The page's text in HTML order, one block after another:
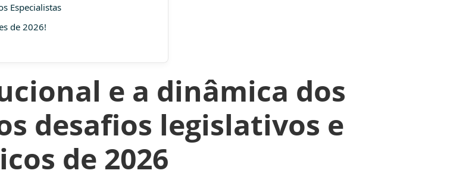
Especialistas
de 2026!
e a dinâmica dos
desafios legislativos e
de 2026